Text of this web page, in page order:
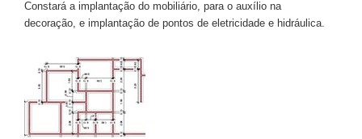
Constará a implantação do mobiliário, para o auxílio na
decoração, e implantação de pontos de eletricidade e hidráulica.